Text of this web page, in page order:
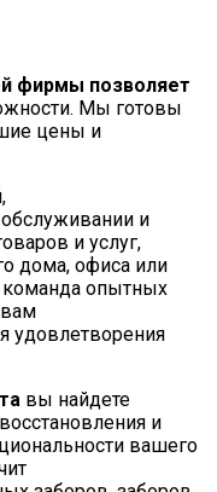
фирмы позволяет
Мы готовы
цены и
и
и услуг,
дома, офиса или
опытных
удовлетворения
вы найдете
и
вашего